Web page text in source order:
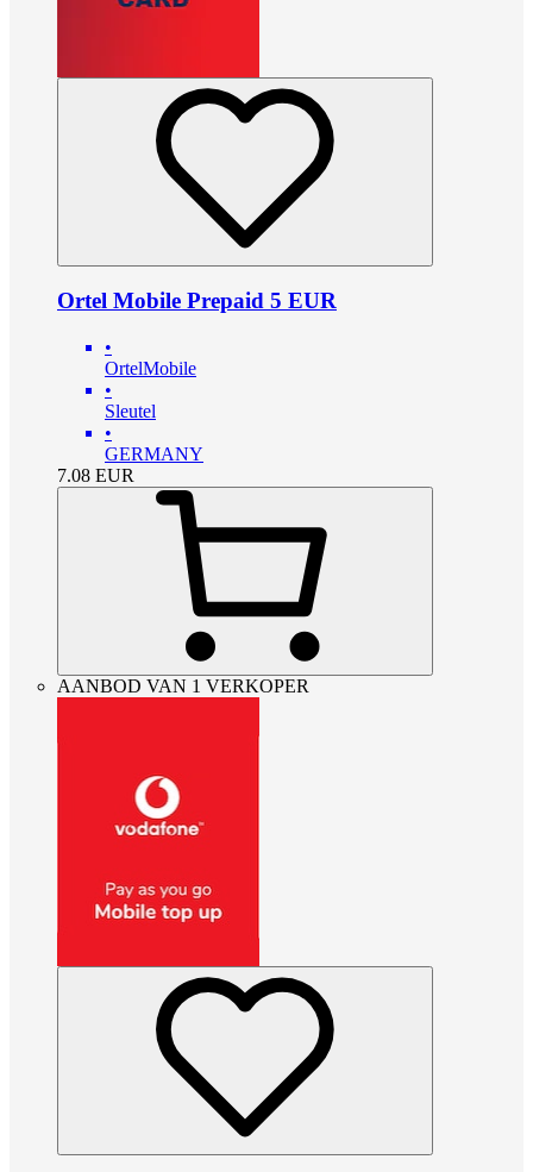
Ortel Mobile Prepaid 5 EUR
•
OrtelMobile
•
Sleutel
•
GERMANY
7.08 EUR
AANBOD VAN 1 VERKOPER